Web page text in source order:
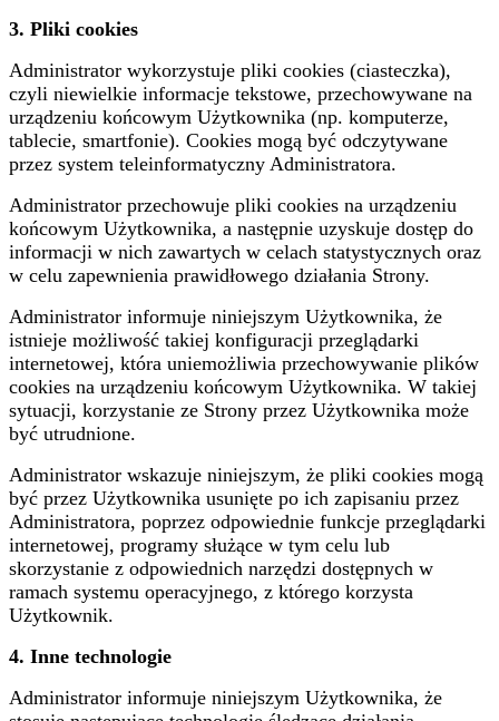
3. Pliki cookies
Administrator wykorzystuje pliki cookies (ciasteczka),
czyli niewielkie informacje tekstowe, przechowywane na
urządzeniu końcowym Użytkownika (np. komputerze,
tablecie, smartfonie). Cookies mogą być odczytywane
przez system teleinformatyczny Administratora.
Administrator przechowuje pliki cookies na urządzeniu
końcowym Użytkownika, a następnie uzyskuje dostęp do
informacji w nich zawartych w celach statystycznych oraz
w celu zapewnienia prawidłowego działania Strony.
Administrator informuje niniejszym Użytkownika, że
istnieje możliwość takiej konfiguracji przeglądarki
internetowej, która uniemożliwia przechowywanie plików
cookies na urządzeniu końcowym Użytkownika. W takiej
sytuacji, korzystanie ze Strony przez Użytkownika może
być utrudnione.
Administrator wskazuje niniejszym, że pliki cookies mogą
być przez Użytkownika usunięte po ich zapisaniu przez
Administratora, poprzez odpowiednie funkcje przeglądarki
internetowej, programy służące w tym celu lub
skorzystanie z odpowiednich narzędzi dostępnych w
ramach systemu operacyjnego, z którego korzysta
Użytkownik.
4. Inne technologie
Administrator informuje niniejszym Użytkownika, że